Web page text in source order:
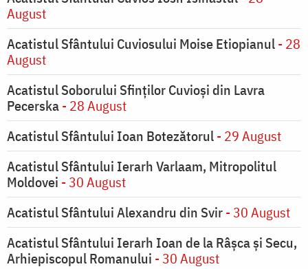
August
Acatistul Sfântului Cuviosului Moise Etiopianul- 28
August
Acatistul Soborului Sfinților Cuvioși din Lavra
Pecerska- 28 August
Acatistul Sfântului Ioan Botezătorul- 29 August
Acatistul Sfântului Ierarh Varlaam, Mitropolitul
Moldovei - 30 August
Acatistul Sfântului Alexandru din Svir- 30 August
Acatistul Sfântului Ierarh Ioan de la Râşca şi Secu,
Arhiepiscopul Romanului - 30 August